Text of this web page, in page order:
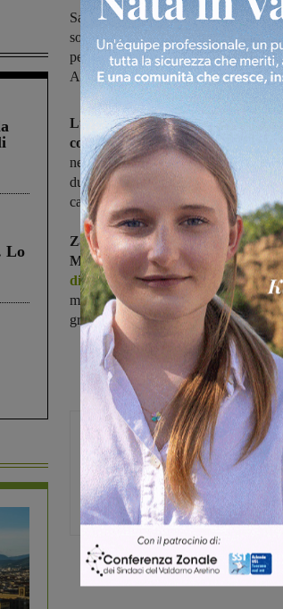
Lo
Sabato mattina, nell’ultima seduta
sono state ufficializzate le nomine dei
pentastellati che prendono il posto
Alessio Mini
Luca Zampi e Luca Caminita
comunali del MoVimento 5 Stelle a
nell’ultima seduta di consiglio sabato
due nuovi membri e
capogruppo è Zampi.
Zampi e Camanita sono subentrati
Mini, che nelle scorse settimane
dimissioni da consiglieri
e uscendo
motivi personali, sia legati a
gruppo pentastellato a livello
Federica Crini